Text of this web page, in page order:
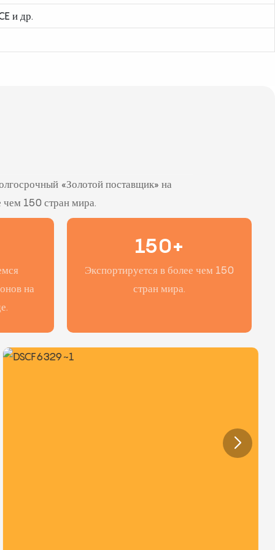
и др.
«Золотой поставщик» на
чем 150 стран мира.
на
150+
Экспортируется в более чем 150
стран мира.